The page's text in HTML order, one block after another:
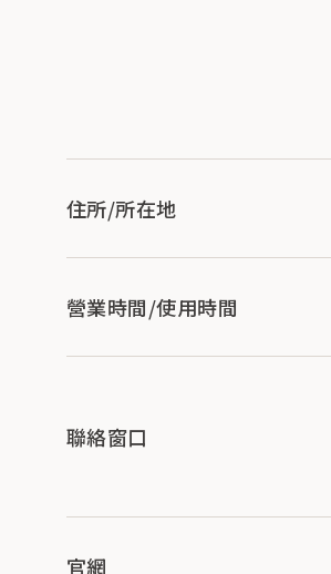
住所/所在地
營業時間/使用時間
聯絡窗口
官網